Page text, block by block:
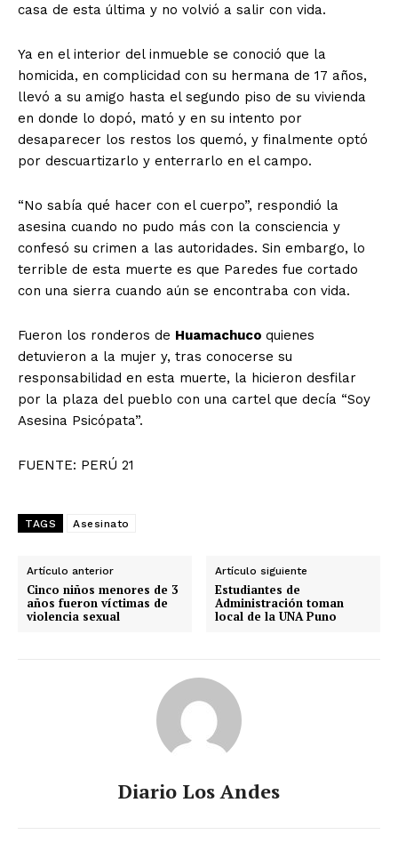
casa de esta última y no volvió a salir con vida.
Ya en el interior del inmueble se conoció que la
homicida, en complicidad con su hermana de 17 años,
llevó a su amigo hasta el segundo piso de su vivienda
en donde lo dopó, mató y en su intento por
desaparecer los restos los quemó, y finalmente optó
por descuartizarlo y enterrarlo en el campo.
“No sabía qué hacer con el cuerpo”, respondió la
asesina cuando no pudo más con la consciencia y
confesó su crimen a las autoridades. Sin embargo, lo
terrible de esta muerte es que Paredes fue cortado
con una sierra cuando aún se encontraba con vida.
Fueron los ronderos de Huamachuco quienes
detuvieron a la mujer y, tras conocerse su
responsabilidad en esta muerte, la hicieron desfilar
por la plaza del pueblo con una cartel que decía “Soy
Asesina Psicópata”.
FUENTE: PERÚ 21
TAGS Asesinato
Artículo anterior
Cinco niños menores de 3
años fueron víctimas de
violencia sexual
Artículo siguiente
Estudiantes de
Administración toman
local de la UNA Puno
Diario Los Andes